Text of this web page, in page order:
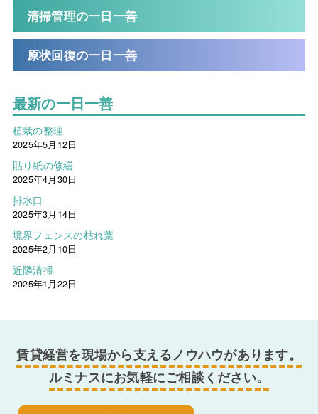
清掃管理の一日一善
原状回復の一日一善
最新の一日一善
植栽の整理
2025年5月12日
貼り紙の修繕
2025年4月30日
排水口
2025年3月14日
境界フェンスの枯れ葉
2025年2月10日
近隣清掃
2025年1月22日
賃貸経営を現場から支えるノウハウがあります。
ルミナスにお気軽にご相談ください。